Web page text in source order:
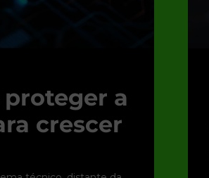
proteger a
crescer